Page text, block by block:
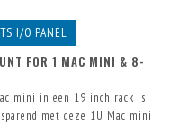
I/O PANEL
FOR 1 MAC MINI & 8-
mini in een 19 inch rack is
met deze 1U Mac mini